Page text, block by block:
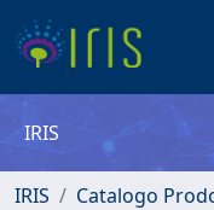
IRIS
IRIS
Catalogo